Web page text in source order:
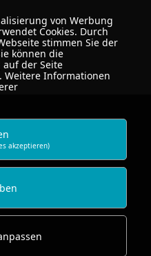
von Werbung
Cookies. Durch
stimmen Sie der
können die
der Seite
Weitere Informationen
akzeptieren)